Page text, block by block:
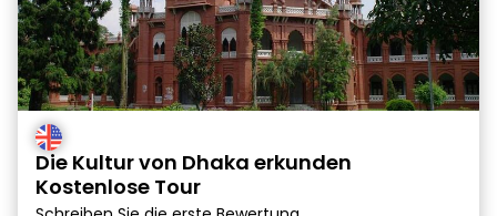
Die Kultur von Dhaka erkunden
Kostenlose Tour